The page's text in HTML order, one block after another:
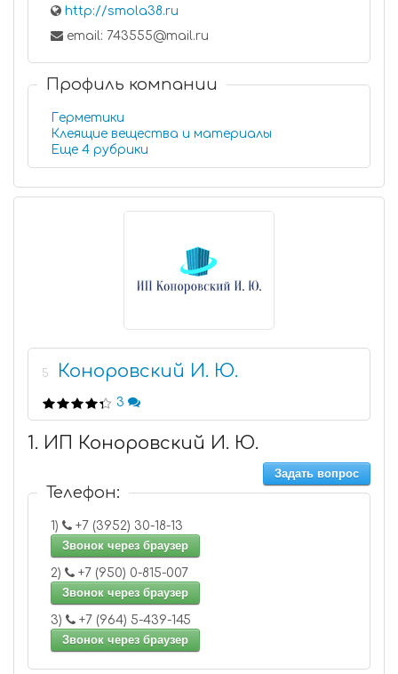
http://smola38.ru
email: 743555@mail.ru
Профиль компании
Герметики
Клеящие вещества и материалы
Еще 4 рубрики
5 Коноровский И. Ю.
3
1. ИП Коноровский И. Ю.
Задать вопрос
Телефон:
1)
+7 (3952) 30-18-13
Звонок через браузер
2)
+7 (950) 0-815-007
Звонок через браузер
3)
+7 (964) 5-439-145
Звонок через браузер